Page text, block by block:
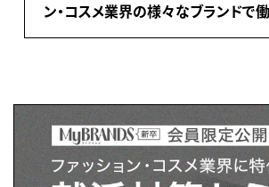
ン・コスメ業界の様々なブランドで働